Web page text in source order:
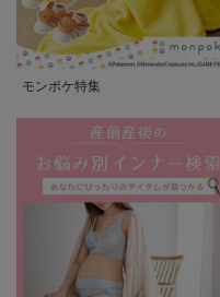
モンポケ特集